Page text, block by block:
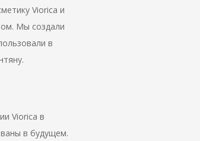
Viorica и
Мы создали
в
Viorica в
в будущем.